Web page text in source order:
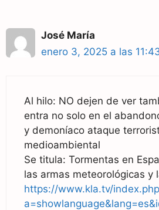
José María
enero 3, 2025 a las
Al hilo: NO dejen de ver
entra no solo en el
y demoníaco ataque
medioambiental
Se titula: Tormentas en
las armas meteorológicas y
https://www.kla.tv/